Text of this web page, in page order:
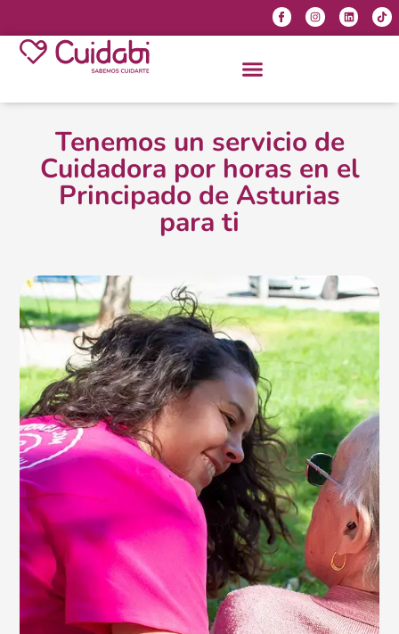
Tenemos un servicio de
Cuidadora por horas en el
Principado de Asturias
para ti